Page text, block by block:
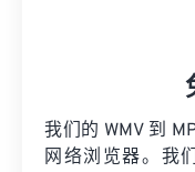
我们的 WMV 到
网络浏览器。我